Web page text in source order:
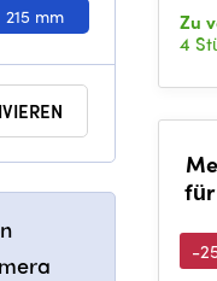
215 mm
Zu
4
für
-